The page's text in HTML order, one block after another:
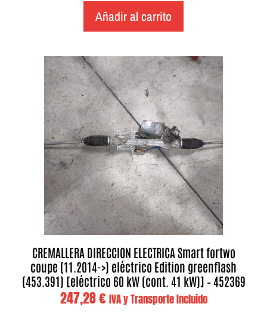
Añadir al carrito
CREMALLERA DIRECCION ELECTRICA Smart fortwo
coupe (11.2014->) eléctrico Edition greenflash
(453.391) [eléctrico 60 kW (cont. 41 kW)] – 452369
247,28€ IVA y Transporte Incluido